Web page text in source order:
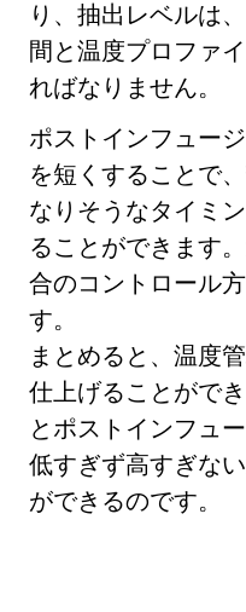
り、抽出レベルは
間と温度プロファ
ればなりません。
ポストインフュー
を短くすることで
なりそうなタイミ
ることができます
合のコントロール
す。
まとめると、温度
仕上げることがで
とポストインフュ
低すぎず高すぎな
ができるのです。